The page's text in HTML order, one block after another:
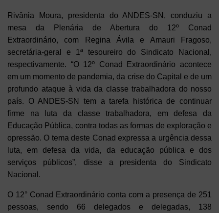
Rivânia Moura, presidenta do ANDES-SN, conduziu a
mesa da Plenária de Abertura do 12º Conad
Extraordinário, com Regina Ávila e Amauri Fragoso,
secretária-geral e 1ª tesoureiro do Sindicato Nacional,
respectivamente. “O 12º Conad Extraordinário acontece
em um momento de pandemia, da crise do Capital e de um
profundo ataque à vida da classe trabalhadora do nosso
país. O ANDES-SN tem a tarefa histórica de continuar
firme na luta da classe trabalhadora, em defesa da
Educação Pública, contra todas as formas de exploração e
opressão. O tema deste Conad expressa a urgência dessa
luta, em defesa da vida, da educação pública e dos
serviços públicos”, disse a presidenta do Sindicato
Nacional.
O 12° Conad Extraordinário conta com a presença de 251
pessoas, sendo 66 delegados e delegadas, 138